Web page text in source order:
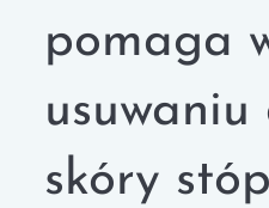
pomaga
skóry